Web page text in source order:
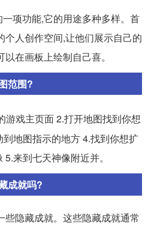
项功能,它的用途多种多样。首
个人创作空间,让他们展示自己的
在画板上绘制自己喜。
范围?
游戏主页面 2.打开地图找到你想
地图指示的地方 4.找到你想扩
来到七天神像附近并。
成就吗?
些隐藏成就。这些隐藏成就通常